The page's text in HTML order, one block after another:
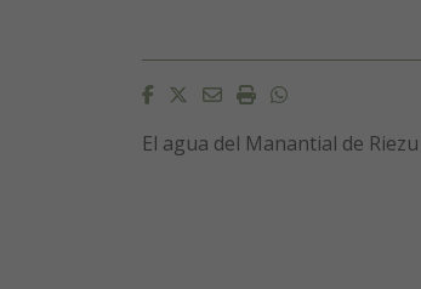
Facebook
Twitter
EmailImprimirWhatsapp
El agua del Manantial de